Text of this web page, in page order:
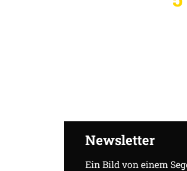
Newsletter
Ein Bild von einem